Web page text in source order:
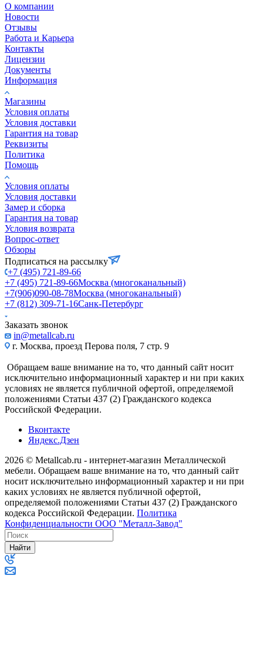
О компании
Новости
Отзывы
Работа и Карьера
Контакты
Лицензии
Документы
Информация
Магазины
Условия оплаты
Условия доставки
Гарантия на товар
Реквизиты
Политика
Помощь
Условия оплаты
Условия доставки
Замер и сборка
Гарантия на товар
Условия возврата
Вопрос-ответ
Обзоры
Подписаться на рассылку
+7 (495) 721-89-66
+7 (495) 721-89-66Москва (многоканальный)
+7(906)090-08-78Москва (многоканальный)
+7 (812) 309-71-16Санк-Петербург
Заказать звонок
in@metallcab.ru
г. Москва, проезд Перова поля, 7 стр. 9
Обращаем ваше внимание на то, что данный сайт носит
исключительно информационный характер и ни при каких
условиях не является публичной офертой, определяемой
положениями Статьи 437 (2) Гражданского кодекса
Российской Федерации.
Вконтакте
Яндекс.Дзен
2026 © Metallcab.ru - интернет-магазин Металлической
мебели. Обращаем ваше внимание на то, что данный сайт
носит исключительно информационный характер и ни при
каких условиях не является публичной офертой,
определяемой положениями Статьи 437 (2) Гражданского
кодекса Российской Федерации. Политика
Конфиденциальности ООО "Металл-Завод"
Найти